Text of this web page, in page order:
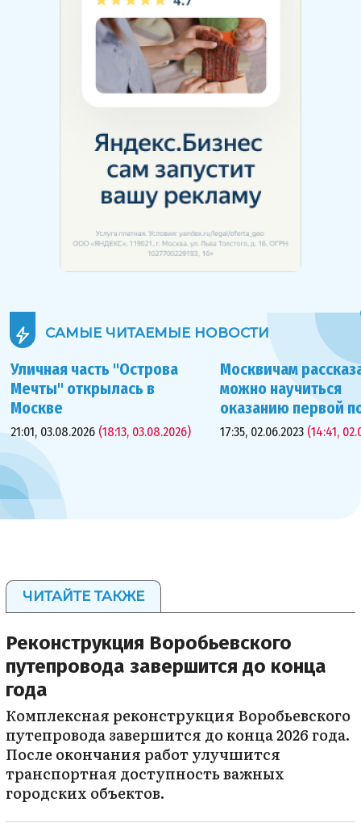
САМЫЕ ЧИТАЕМЫЕ НОВОСТИ
Уличная часть "Острова
Мечты" открылась в
Москве
21:01, 03.08.2026 (18:13, 03.08.2026)
Москвичам
можно научиться
оказанию первой
17:35, 02.06.2023 (14:41,
ЧИТАЙТЕ ТАКЖЕ
Реконструкция Воробьевского
путепровода завершится до конца
года
Комплексная реконструкция Воробьевского
путепровода завершится до конца 2026 года.
После окончания работ улучшится
транспортная доступность важных
городских объектов.